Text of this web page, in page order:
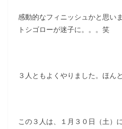
感動的なフィニッシュかと思い
トシゴローが迷子に。。。笑
３人ともよくやりました。ほん
この３人は、１月３０日（土）